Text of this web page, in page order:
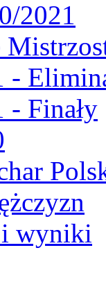
2021
-
- Finały
i wyniki